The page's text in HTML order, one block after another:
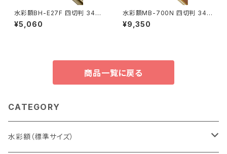
水彩額BH-E27F 四切判 347×
423ミリ
¥5,060
水彩額MB-700N 四切判 347
×423ミリ
¥9,350
商品一覧に戻る
CATEGORY
水彩額（標準サイズ）